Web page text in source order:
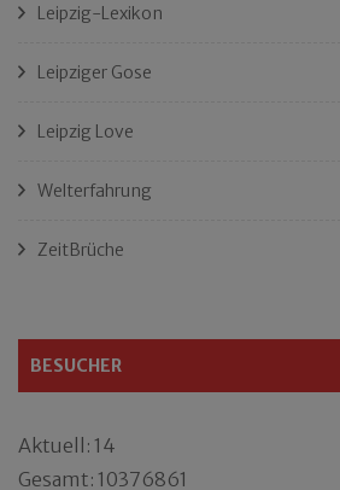
Leipzig-Lexikon
Leipziger Gose
Leipzig Love
Welterfahrung
ZeitBrüche
BESUCHER
Aktuell: 14
Gesamt: 10376861